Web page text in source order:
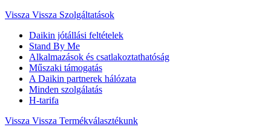
Vissza Vissza Szolgáltatások
Daikin jótállási feltételek
Stand By Me
Alkalmazások és csatlakoztathatóság
Műszaki támogatás
A Daikin partnerek hálózata
Minden szolgálatás
H-tarifa
Vissza Vissza Termékválasztékunk